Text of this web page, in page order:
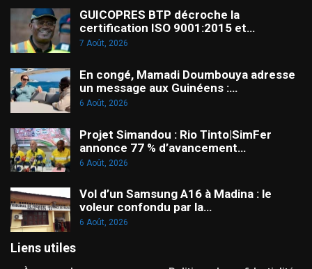
GUICOPRES BTP décroche la
certification ISO 9001:2015 et…
7 Août, 2026
En congé, Mamadi Doumbouya adresse
un message aux Guinéens :…
6 Août, 2026
Projet Simandou : Rio Tinto|SimFer
annonce 77 % d’avancement…
6 Août, 2026
Vol d’un Samsung A16 à Madina : le
voleur confondu par la…
6 Août, 2026
Liens utiles